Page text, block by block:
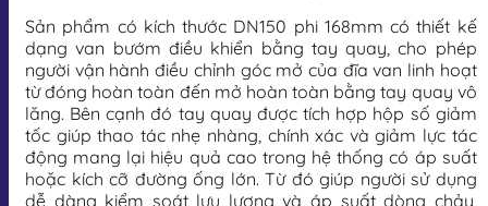
Sản phẩm có kích thước DN150 phi 168mm có thiết kế
dạng van bướm điều khiển bằng tay quay, cho phép
người vận hành điều chỉnh góc mở của đĩa van linh hoạt
từ đóng hoàn toàn đến mở hoàn toàn bằng tay quay vô
lăng. Bên cạnh đó tay quay được tích hợp hộp số giảm
tốc giúp thao tác nhẹ nhàng, chính xác và giảm lực tác
động mang lại hiệu quả cao trong hệ thống có áp suất
hoặc kích cỡ đường ống lớn. Từ đó giúp người sử dụng
dễ dàng kiểm soát lưu lượng và áp suất dòng chảy,